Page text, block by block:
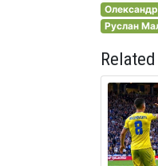
Олександр
Руслан